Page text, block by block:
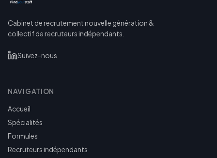
Cabinet de recrutement nouvelle génération &
collectif de recruteurs indépendants.
Suivez-nous
NAVIGATION
Accueil
Spécialités
Formules
Recruteurs indépendants